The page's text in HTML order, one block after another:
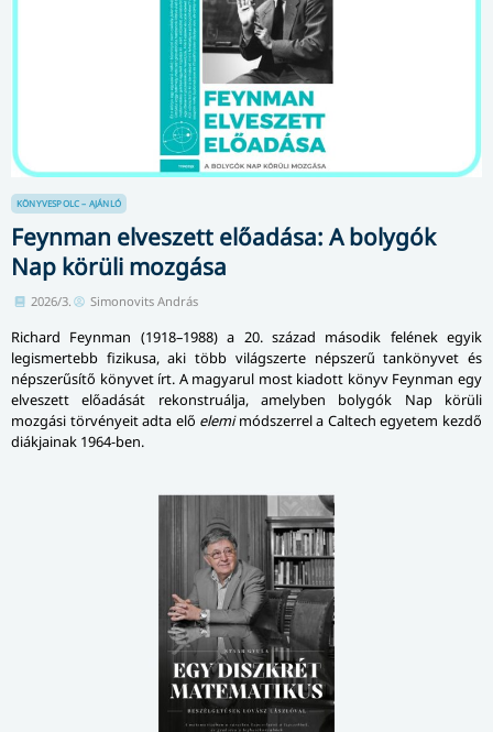
KÖNYVESPOLC – AJÁNLÓ
Feynman elveszett előadása: A bolygók
Nap körüli mozgása
2026/3. Simonovits András
Richard Feynman (1918–1988) a 20. század második felének egyik
legismertebb fizikusa, aki több világszerte népszerű tankönyvet és
népszerűsítő könyvet írt. A magyarul most kiadott könyv Feynman egy
elveszett előadását rekonstruálja, amelyben bolygók Nap körüli
mozgási törvényeit adta elő elemimódszerrel a Caltech egyetem kezdő
diákjainak 1964-ben.